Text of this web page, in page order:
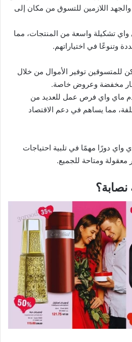
اللازمين للتسوق من مكان إلى
واي تشكيلة واسعة من المنتجات، مما
وتنوعًا في اختياراتهم.
للمتسوقين توفير الأموال من خلال
مخفضة وعروض خاصة.
ماي واي فرص عمل للعديد من
مما يساهم في دعم الاقتصاد
دورًا مهمًا في تلبية احتياجات
معقولة ومتاحة للجميع.